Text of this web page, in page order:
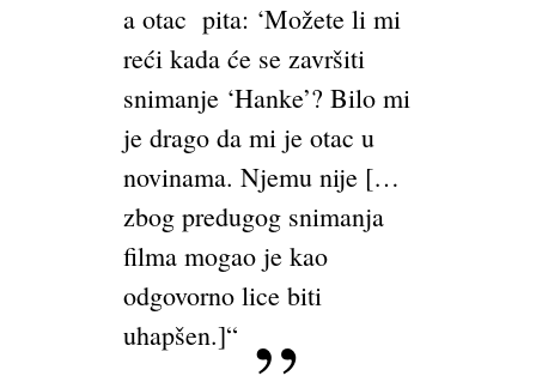
a otac pita: ‘Možete li mi
reći kada će se završiti
snimanje ‘Hanke’? Bilo mi
je drago da mi je otac u
novinama. Njemu nije […
zbog predugog snimanja
filma mogao je kao
odgovorno lice biti
uhapšen.]“